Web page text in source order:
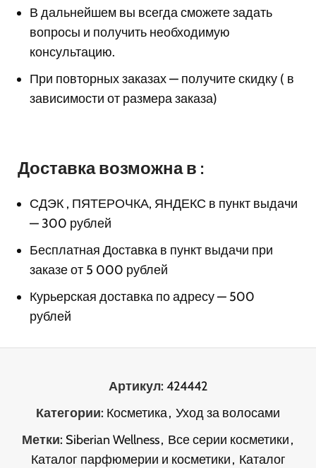
В дальнейшем вы всегда сможете задать
вопросы и получить необходимую
консультацию.
При повторных заказах — получите скидку ( в
зависимости от размера заказа)
Доставка возможна в :
СДЭК , ПЯТЕРОЧКА, ЯНДЕКС в пункт выдачи
— 300 рублей
Бесплатная Доставка в пункт выдачи при
заказе от 5 000 рублей
Курьерская доставка по адресу — 500
рублей
Артикул: 424442
Категории: Косметика, Уход за волосами
Метки: Siberian Wellness, Все серии косметики,
Каталог парфюмерии и косметики, Каталог